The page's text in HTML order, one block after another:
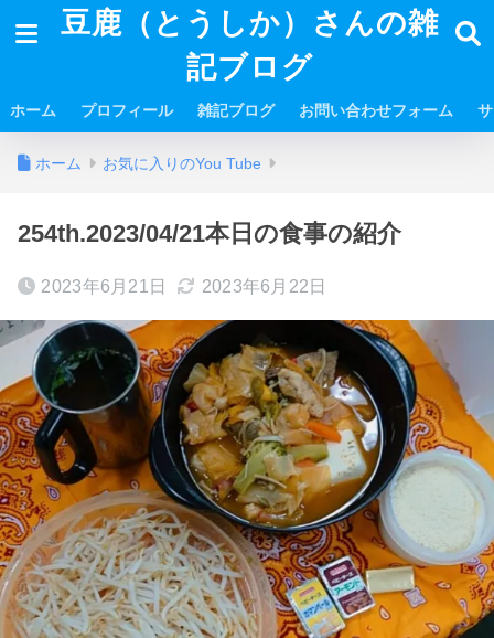
豆鹿（とうしか）さんの雑
記ブログ
ホーム プロフィール 雑記ブログ お問い合わせフォーム
ホーム お気に入りのYou Tube
254th.2023/04/21本日の食事の紹介
2023年6月21日 2023年6月22日